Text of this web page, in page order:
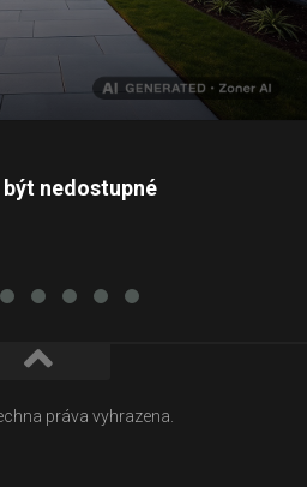
nedostupné
práva vyhrazena.